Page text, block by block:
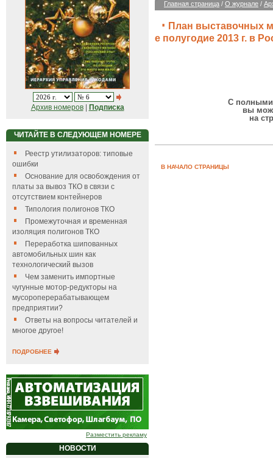
Архив номеров| Подписка
ЧИТАЙТЕ В СЛЕДУЮЩЕМ НОМЕРЕ
Реестр утилизаторов: типовые
ошибки
Основание для освобождения от
платы за вывоз ТКО в связи с
отсутствием контейнеров
Типология полигонов ТКО
Промежуточная и временная
изоляция полигонов ТКО
Переработка шипованных
автомобильных шин как
технологический вызов
Чем заменить импортные
чугунные мотор-редукторы на
мусороперерабатывающем
предприятии?
Ответы на вопросы читателей и
многое другое!
ПОДРОБНЕЕ
Разместить рекламу
НОВОСТИ
Главная страница / О журнале /
План выставочных
е полугодие 2013 г. в
С полными
вы
на
В НАЧАЛО СТРАНИЦЫ